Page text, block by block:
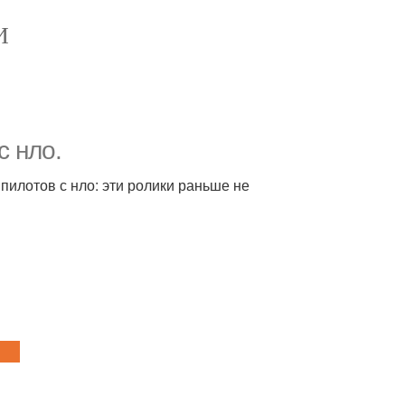
нло.
с нло: эти ролики раньше не